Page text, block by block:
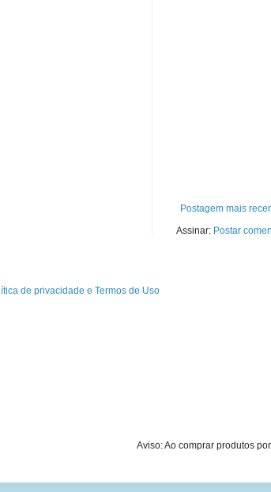
Postagem mais
Assinar: Postar
de privacidade e Termos de Uso
Aviso: Ao comprar produtos